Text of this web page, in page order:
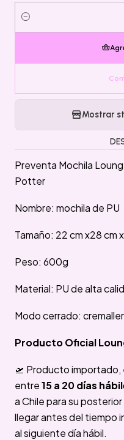
Cantidad
Mostrar
Preventa Mochila
Potter
Nombre: mochila de PU
Tamaño: 22 cm x28 cm
Peso: 600g
Material: PU de alta
Modo cerrado:
Producto Oficial
🛫 Producto
entre15 a 20 días
a Chile para su
llegar antes del tiempo
al siguiente día hábil.